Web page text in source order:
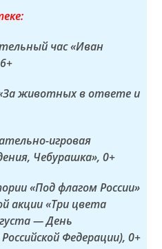
час «Иван
животных в ответе и
игровая
Чебурашка», 0+
«Под флагом России»
акции «Три цвета
— День
Федерации), 0+